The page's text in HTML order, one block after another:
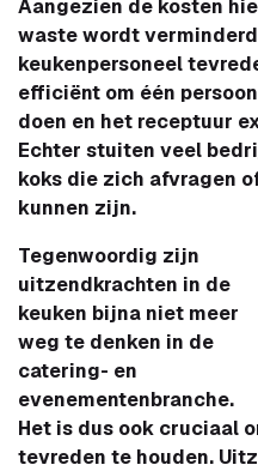
Aangezien de kosten
waste wordt
keukenpersoneel
efficiënt om één
doen en het receptuur
Echter stuiten veel
koks die zich afvragen
kunnen zijn.
Tegenwoordig zijn
uitzendkrachten in de
keuken bijna niet meer
weg te denken in de
catering- en
evenementenbranche.
Het is dus ook cruciaal
tevreden te houden.